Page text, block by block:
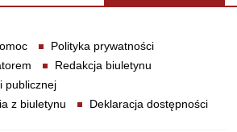
Polityka prywatności
Redakcja biuletynu
publicznej
z biuletynu
Deklaracja dostępności